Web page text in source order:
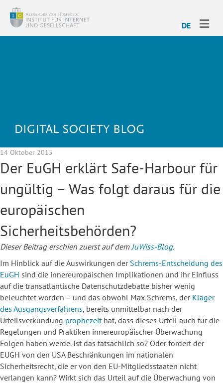
DE
14 Oktober 2015
Der EuGH erklärt Safe-Harbour für
ungültig – Was folgt daraus für die
europäischen
Sicherheitsbehörden?
Dieser Beitrag erschien zuerst auf demJuWiss-Blog.
Im Hinblick auf die Auswirkungen der Schrems-Entscheidung des
EuGH sind die innereuropäischen Implikationen und ihr Einfluss
auf die transatlantische Datenschutzdebatte bisher wenig
beleuchtet worden – und das obwohl Max Schrems, der Kläger
des Ausgangsverfahrens, bereits unmittelbar nach der
Urteilsverkündung prophezeithat, dass dieses Urteil auch für die
Regelungen und Praktiken innereuropäischer Überwachung
Folgen haben werde. Ist das tatsächlich so? Oder fordert der
EUGH von den USA Beschränkungen im nationalen
Sicherheitsrecht, die er von den EU-Mitgliedsstaaten nicht
verlangen kann? Wirkt sich das Urteil auf die Überwachung von